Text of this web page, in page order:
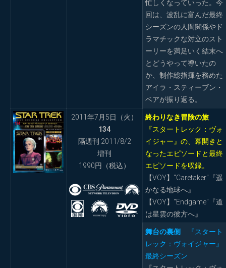
忙しくなっていった。今
回は、波乱に富んだ最終
シーズンの人間関係やド
ラマチックな対立のスト
ーリーを満足いく結末へ
とどうやって導いたの
か、制作総指揮を務めた
アイラ・スティーブン・
ベアが振り返る。
2011年7月5日（火）
134
隔週刊 2011/8/2
増刊
1990円（税込）
終わりなき冒険の旅
『スタートレック：ヴォ
イジャー』の、幕開きと
なったエピソードと最終
エピソードを収録。
【VOY】"Caretaker"『遥
かなる地球へ』
【VOY】"Endgame"『道
は星雲の彼方へ』
舞台の裏側
『スタート
レック：ヴォイジャー』
最終シーズン